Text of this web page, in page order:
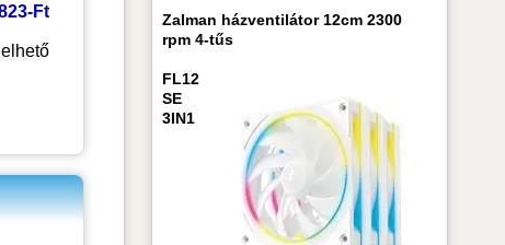
Ft
Zalman házventilátor 12cm 2300
rpm 4-tűs
FL12
SE
3IN1